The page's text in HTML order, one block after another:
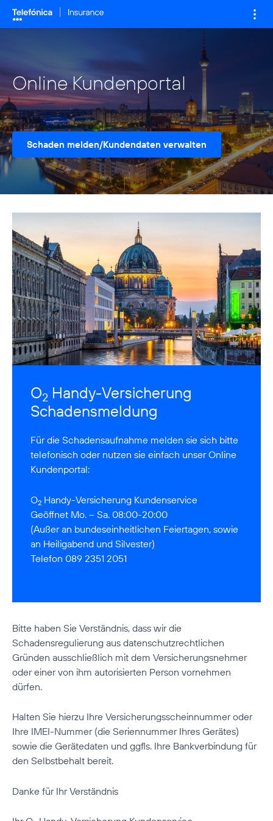
Zum
Inhalt
Online Kundenportal
Schaden melden/Kundendaten verwalten
O2 Handy-Versicherung
Schadensmeldung
Für die Schadensaufnahme melden sie sich bitte
telefonisch oder nutzen sie einfach unser Online
Kundenportal:
O2 Handy-Versicherung Kundenservice
Geöffnet Mo. – Sa. 08:00-20:00
(Außer an bundeseinheitlichen Feiertagen, sowie
an Heiligabend und Silvester)
Telefon 089 2351 2051
Bitte haben Sie Verständnis, dass wir die
Schadensregulierung aus datenschutzrechtlichen
Gründen ausschließlich mit dem Versicherungsnehmer
oder einer von ihm autorisierten Person vornehmen
dürfen.
Halten Sie hierzu Ihre Versicherungsscheinnummer oder
Ihre IMEI-Nummer (die Seriennummer Ihres Gerätes)
sowie die Gerätedaten und ggfls. Ihre Bankverbindung für
den Selbstbehalt bereit.
Danke für Ihr Verständnis
Kontakt